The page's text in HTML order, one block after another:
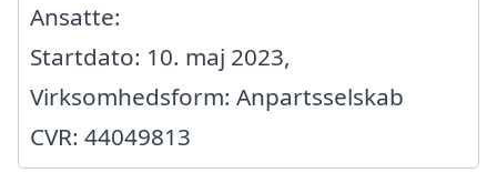
Ansatte:
Startdato: 10. maj 2023,
Virksomhedsform: Anpartsselskab
CVR: 44049813